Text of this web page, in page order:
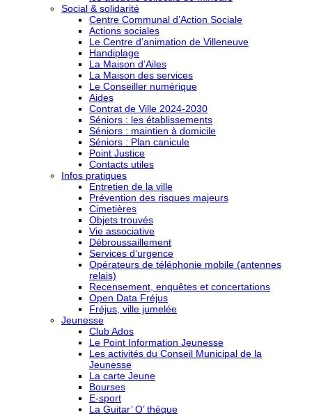
Social & solidarité
Centre Communal d’Action Sociale
Actions sociales
Le Centre d’animation de Villeneuve
Handiplage
La Maison d’Ailes
La Maison des services
Le Conseiller numérique
Aides
Contrat de Ville 2024-2030
Séniors : les établissements
Séniors : maintien à domicile
Séniors : Plan canicule
Point Justice
Contacts utiles
Infos pratiques
Entretien de la ville
Prévention des risques majeurs
Cimetières
Objets trouvés
Vie associative
Débroussaillement
Services d’urgence
Opérateurs de téléphonie mobile (antennes
relais)
Recensement, enquêtes et concertations
Open Data Fréjus
Fréjus, ville jumelée
Jeunesse
Club Ados
Le Point Information Jeunesse
Les activités du Conseil Municipal de la
Jeunesse
La carte Jeune
Bourses
E-sport
La Guitar’ O’ thèque